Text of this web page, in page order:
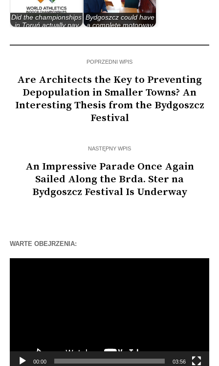
Did the championships
in Toruń actually pay
Bydgoszcz could have
a complete motorway
POPRZEDNI WPIS
Are Architects the Key to Preventing
Depopulation in Smaller Towns? An
Interesting Thesis from the Bydgoszcz
Festival
NASTĘPNY WPIS
An Impressive Parade Once Again
Sailed Along the Brda. Ster na
Bydgoszcz Festival Is Underway
WARTE OBEJRZENIA:
00:00 03:56